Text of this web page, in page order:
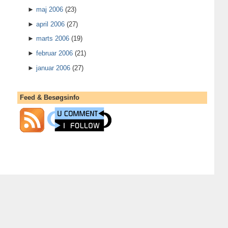
►maj 2006 (23)
►april 2006 (27)
►marts 2006 (19)
►februar 2006 (21)
►januar 2006 (27)
Feed & Besøgsinfo